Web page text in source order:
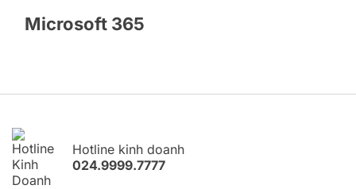
Microsoft 365
Hotline kinh doanh
024.9999.7777